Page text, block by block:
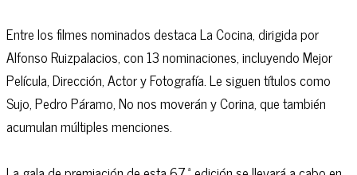
Entre los filmes nominados destaca La Cocina, dirigida por
Alfonso Ruizpalacios, con 13 nominaciones, incluyendo Mejor
Película, Dirección, Actor y Fotografía. Le siguen títulos como
Sujo, Pedro Páramo, No nos moverán y Corina, que también
acumulan múltiples menciones.